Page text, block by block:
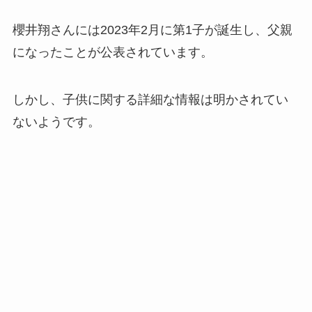
櫻井翔さんには2023年2月に第1子が誕生し、父親
になったことが公表されています。
しかし、子供に関する詳細な情報は明かされてい
ないようです。